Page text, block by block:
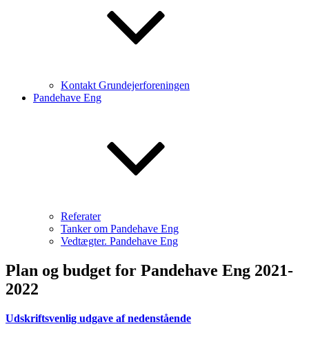
Kontakt Grundejerforeningen
Pandehave Eng
Referater
Tanker om Pandehave Eng
Vedtægter. Pandehave Eng
Plan og budget for Pandehave Eng 2021-
2022
Udskriftsvenlig udgave af nedenstående